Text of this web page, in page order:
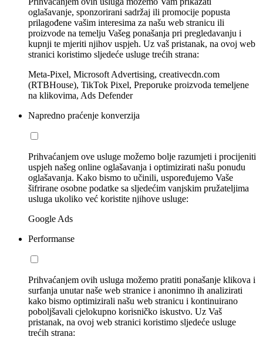
oglašavanje, sponzorirani sadržaj ili promocije popusta
prilagođene vašim interesima za našu web stranicu ili
proizvode na temelju Vašeg ponašanja pri pregledavanju i
kupnji te mjeriti njihov uspjeh. Uz vaš pristanak, na ovoj web
stranici koristimo sljedeće usluge trećih strana:
Meta-Pixel, Microsoft Advertising, creativecdn.com
(RTBHouse), TikTok Pixel, Preporuke proizvoda temeljene
na klikovima, Ads Defender
Napredno praćenje konverzija
Prihvaćanjem ove usluge možemo bolje razumjeti i procijeniti
uspjeh našeg online oglašavanja i optimizirati našu ponudu
oglašavanja. Kako bismo to učinili, uspoređujemo Vaše
šifrirane osobne podatke sa sljedećim vanjskim pružateljima
usluga ukoliko već koristite njihove usluge:
Google Ads
Performanse
Prihvaćanjem ovih usluga možemo pratiti ponašanje klikova i
surfanja unutar naše web stranice i anonimno ih analizirati
kako bismo optimizirali našu web stranicu i kontinuirano
poboljšavali cjelokupno korisničko iskustvo. Uz Vaš
pristanak, na ovoj web stranici koristimo sljedeće usluge
trećih strana: